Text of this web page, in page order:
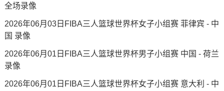
全场录像
2026年06月03日FIBA三人篮球世界杯女子小组赛 菲律宾 - 中
国 录像
2026年06月01日FIBA三人篮球世界杯男子小组赛 中国 - 荷兰
录像
2026年06月01日FIBA三人篮球世界杯女子小组赛 意大利 - 中